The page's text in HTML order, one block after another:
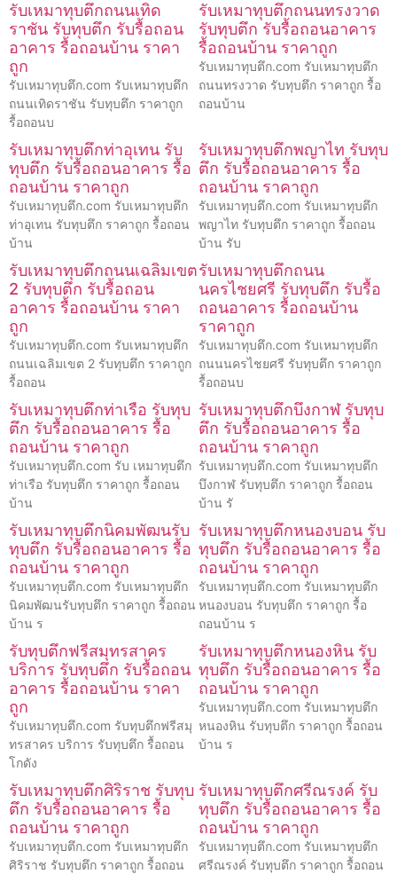
รับเหมาทุบตึกถนนเทิด
ราชัน รับทุบตึก รับรื้อถอน
อาคาร รื้อถอนบ้าน ราคา
ถูก
รับเหมาทุบตึก.com รับเหมาทุบตึก
ถนนเทิดราชัน รับทุบตึก ราคาถูก
รื้อถอนบ
รับเหมาทุบตึกถนนทรงวาด
รับทุบตึก รับรื้อถอนอาคาร
รื้อถอนบ้าน ราคาถูก
รับเหมาทุบตึก.com รับเหมาทุบตึก
ถนนทรงวาด รับทุบตึก ราคาถูก รื้อ
ถอนบ้าน
รับเหมาทุบตึกท่าอุเทน รับ
ทุบตึก รับรื้อถอนอาคาร รื้อ
ถอนบ้าน ราคาถูก
รับเหมาทุบตึก.com รับเหมาทุบตึก
ท่าอุเทน รับทุบตึก ราคาถูก รื้อถอน
บ้าน
รับเหมาทุบตึกพญาไท รับทุบ
ตึก รับรื้อถอนอาคาร รื้อ
ถอนบ้าน ราคาถูก
รับเหมาทุบตึก.com รับเหมาทุบตึก
พญาไท รับทุบตึก ราคาถูก รื้อถอน
บ้าน รับ
รับเหมาทุบตึกถนนเฉลิมเขต
2 รับทุบตึก รับรื้อถอน
อาคาร รื้อถอนบ้าน ราคา
ถูก
รับเหมาทุบตึก.com รับเหมาทุบตึก
ถนนเฉลิมเขต 2 รับทุบตึก ราคาถูก
รื้อถอน
รับเหมาทุบตึกถนน
นครไชยศรี รับทุบตึก รับรื้อ
ถอนอาคาร รื้อถอนบ้าน
ราคาถูก
รับเหมาทุบตึก.com รับเหมาทุบตึก
ถนนนครไชยศรี รับทุบตึก ราคาถูก
รื้อถอนบ
รับเหมาทุบตึกท่าเรือ รับทุบ
ตึก รับรื้อถอนอาคาร รื้อ
ถอนบ้าน ราคาถูก
รับเหมาทุบตึก.com รับ เหมาทุบตึก
ท่าเรือ รับทุบตึก ราคาถูก รื้อถอน
บ้าน
รับเหมาทุบตึกบึงกาฬ รับทุบ
ตึก รับรื้อถอนอาคาร รื้อ
ถอนบ้าน ราคาถูก
รับเหมาทุบตึก.com รับเหมาทุบตึก
บึงกาฬ รับทุบตึก ราคาถูก รื้อถอน
บ้าน รั
รับเหมาทุบตึกนิคมพัฒนรับ
ทุบตึก รับรื้อถอนอาคาร รื้อ
ถอนบ้าน ราคาถูก
รับเหมาทุบตึก.com รับเหมาทุบตึก
นิคมพัฒนรับทุบตึก ราคาถูก รื้อถอน
บ้าน ร
รับเหมาทุบตึกหนองบอน รับ
ทุบตึก รับรื้อถอนอาคาร รื้อ
ถอนบ้าน ราคาถูก
รับเหมาทุบตึก.com รับเหมาทุบตึก
หนองบอน รับทุบตึก ราคาถูก รื้อ
ถอนบ้าน ร
รับทุบตึกฟรีสมุทรสาคร
บริการ รับทุบตึก รับรื้อถอน
อาคาร รื้อถอนบ้าน ราคา
ถูก
รับเหมาทุบตึก.com รับทุบตึกฟรีสมุ
ทรสาคร บริการ รับทุบตึก รื้อถอน
โกดัง
รับเหมาทุบตึกหนองหิน รับ
ทุบตึก รับรื้อถอนอาคาร รื้อ
ถอนบ้าน ราคาถูก
รับเหมาทุบตึก.com รับเหมาทุบตึก
หนองหิน รับทุบตึก ราคาถูก รื้อถอน
บ้าน ร
รับเหมาทุบตึกศิริราช รับทุบ
ตึก รับรื้อถอนอาคาร รื้อ
ถอนบ้าน ราคาถูก
รับเหมาทุบตึก.com รับเหมาทุบตึก
ศิริราช รับทุบตึก ราคาถูก รื้อถอน
รับเหมาทุบตึกศรีณรงค์ รับ
ทุบตึก รับรื้อถอนอาคาร รื้อ
ถอนบ้าน ราคาถูก
รับเหมาทุบตึก.com รับเหมาทุบตึก
ศรีณรงค์ รับทุบตึก ราคาถูก รื้อถอน